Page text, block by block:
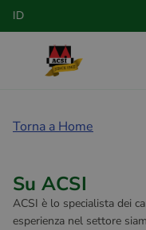
Torna a Home
Su ACSI
ACSI è lo specialista dei
esperienza nel settore